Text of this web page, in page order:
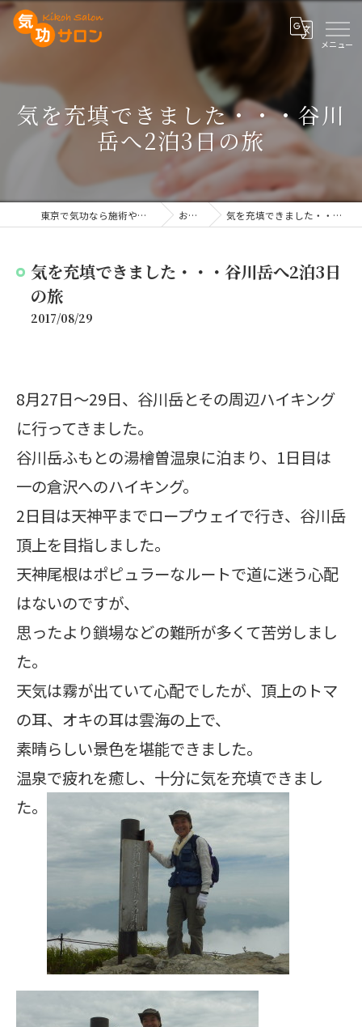
気を充填できました・・・谷川
岳へ2泊3日の旅
東京で気功なら施術や講座を行う気功サロン お知らせ 気を充填できました・・・谷川岳へ2泊3日の旅
気を充填できました・・・谷川岳へ2泊3日
の旅
2017/08/29
8月27日～29日、谷川岳とその周辺ハイキング
に行ってきました。
谷川岳ふもとの湯檜曽温泉に泊まり、1日目は
一の倉沢へのハイキング。
2日目は天神平までロープウェイで行き、谷川岳
頂上を目指しました。
天神尾根はポピュラーなルートで道に迷う心配
はないのですが、
思ったより鎖場などの難所が多くて苦労しまし
た。
天気は霧が出ていて心配でしたが、頂上のトマ
の耳、オキの耳は雲海の上で、
素晴らしい景色を堪能できました。
温泉で疲れを癒し、十分に気を充填できまし
た。